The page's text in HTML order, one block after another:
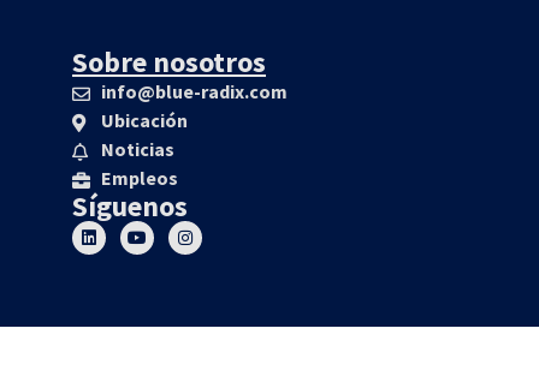
Sobre nosotros
info@blue-radix.com
Ubicación
Noticias
Empleos
Síguenos